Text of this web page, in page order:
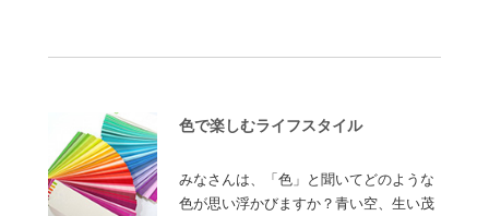
色で楽しむライフスタイル
みなさんは、「色」と聞いてどのような
色が思い浮かびますか？青い空、生い茂